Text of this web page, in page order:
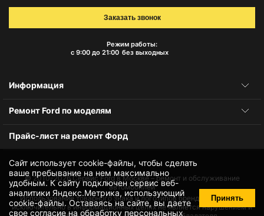
Сайт использует cookie-файлы, чтобы сделать
ваше пребывание на нем максимально
удобным. К cайту подключен сервис веб-
аналитики Яндекс.Метрика, использующий
cookie-файлы. Оставаясь на сайте, вы даете
своесогласие на обработку персональных
Принять
Режим работы:
с 9:00 до 21:00 без выходных
Заказать звонок
Информация
Ремонт Ford по моделям
Прайс-лист на ремонт Форд
© 2010-2026Сервис Ford в Москве – ремонт и обслуживание
автомобилей
Использование товарного знака и логотипов бренда происходит
исключительно в информационных целях не является нарушением и